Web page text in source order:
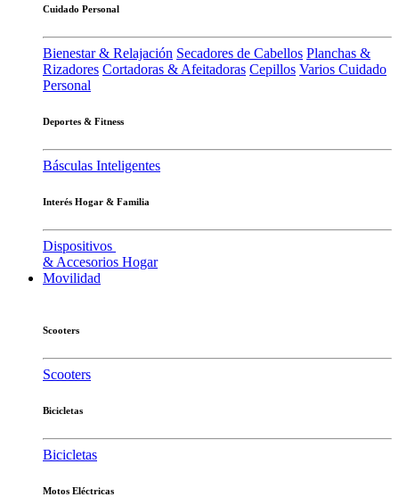
Cuidado Personal
Bienestar & Relajación Secadores de Cabellos Planchas &
Rizadores Cortadoras & Afeitadoras Cepillos Varios Cuidado
Personal
Deportes & Fitness
Básculas Inteligentes
Interés Hogar & Familia
Dispositivos
& Accesorios Hogar
Movilidad
Scooters
Scooters
Bicicletas
Bicicletas
Motos Eléctricas